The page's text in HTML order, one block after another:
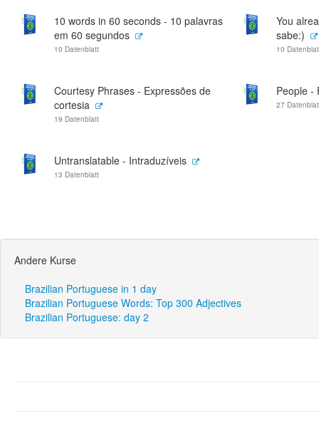
10 words in 60 seconds - 10 palavras
em 60 segundos
10 Datenblatt
You
sabe:)
10
Courtesy Phrases - Expressões de
cortesia
19 Datenblatt
People -
27
Untranslatable - Intraduzíveis
13 Datenblatt
Andere Kurse
Brazilian Portuguese in 1 day
Brazilian Portuguese Words: Top 300 Adjectives
Brazilian Portuguese: day 2